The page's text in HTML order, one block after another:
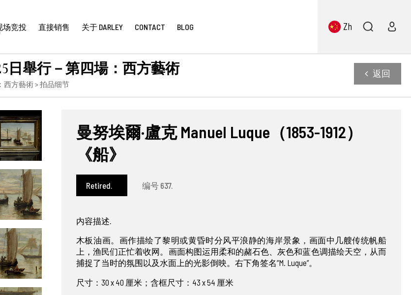
场竞投 直接销售 关于 DARLEY CONTACT BLOG Zh
日舉行－第四場：西方藝術
西方藝術> 拍品细节
返回
曼努埃爾·盧克 Manuel Luque（1853-1912）
《船》
Retired. 编号 637.
内容描述.
木板油画。画作描绘了黎明或黄昏时分风平浪静的海岸景象，画面中几艘传统帆船
上，渔民们正忙着收网。画面构图运用柔和的赭石色、灰色和蓝色调描绘天空，从而
捕捉了当时的氛围以及水面上的光影倒映。右下角签名“M. Luque”。
尺寸：30 x 40 厘米；含框尺寸：43 x 54 厘米